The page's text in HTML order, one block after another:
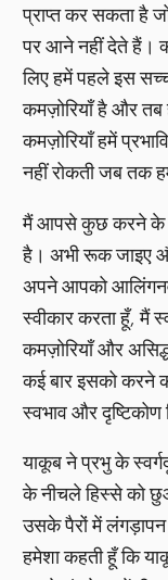
प्राप्त कर सकता है
पर आने नहीं देते हैं।
लिए हमें पहले इस
कमज़ोरियाँ है और तब
कमज़ोरियाँ हमें
नहीं रोकती जब तक
मैं आपसे कुछ करने के
है। अभी रूक जाइए
अपने आपको
स्वीकार करता हूँ, मैं
कमज़ोरियाँ और
कई बार इसको करने
स्वभाव और
याकूब ने प्रभु के
के नीचले हिस्से को
उसके पैरों में
हमेशा कहती हूँ कि